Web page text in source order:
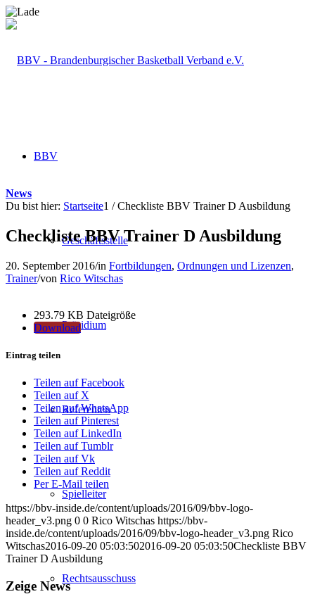
BBV
Geschäftsstelle
Präsidium
Referenten
Spielleiter
Rechtsausschuss
News
Du bist hier: Startseite1 / Checkliste BBV Trainer D Ausbildung
Checkliste BBV Trainer D Ausbildung
20. September 2016/in Fortbildungen, Ordnungen und Lizenzen,
Trainer/von Rico Witschas
293.79 KB Dateigröße
Download
Eintrag teilen
Teilen auf Facebook
Teilen auf X
Teilen auf WhatsApp
Teilen auf Pinterest
Teilen auf LinkedIn
Teilen auf Tumblr
Teilen auf Vk
Teilen auf Reddit
Per E-Mail teilen
https://bbv-inside.de/content/uploads/2016/09/bbv-logo-
header_v3.png 0 0 Rico Witschas https://bbv-
inside.de/content/uploads/2016/09/bbv-logo-header_v3.png Rico
Witschas2016-09-20 05:03:502016-09-20 05:03:50Checkliste BBV
Trainer D Ausbildung
Zeige News